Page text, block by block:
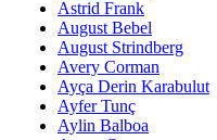
Astrid Frank
August Bebel
August Strindberg
Avery Corman
Ayça Derin Karabulut
Ayfer Tunç
Aylin Balboa